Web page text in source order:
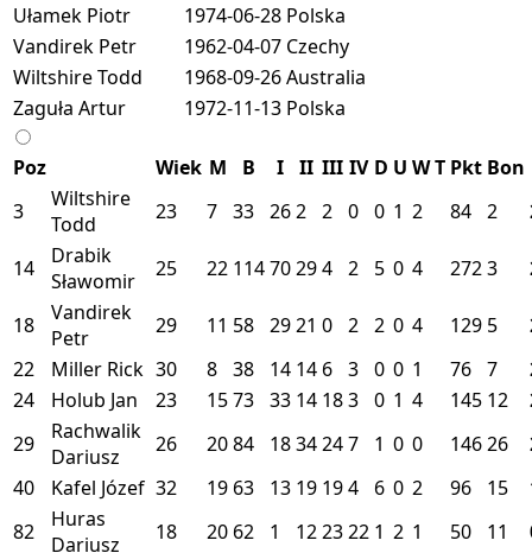
Ułamek Piotr
1974-06-28 Polska
Vandirek Petr
1962-04-07 Czechy
Wiltshire Todd
1968-09-26Australia
Zaguła Artur
1972-11-13 Polska
Poz Wiek M B I II III IV D U WT Pkt Bon
3
Wiltshire
Todd
23 7 33 262 2 0 0 1 2 84 2
14
Drabik
Sławomir
25 22 11470294 2 5 0 4 2723
18
Vandirek
Petr
29 11 58 2921 0 2 2 0 4 129 5
22
Miller Rick 30 8 38 14 14 6 3 0 0 1 76 7
24
Holub Jan 23 1573 33 14 183 0 1 4 145 12
29
Rachwalik
Dariusz
26 2084 1834247 1 0 0 14626
40
Kafel Józef 32 19 63 13 19 194 6 0 2 96 15
82
Huras
Dariusz
18 20 62 1 122322 1 2 1 50 11